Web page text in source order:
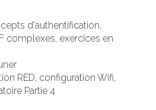
d'authentification,
complexes, exercices en
RED, configuration Wifi,
Partie 4